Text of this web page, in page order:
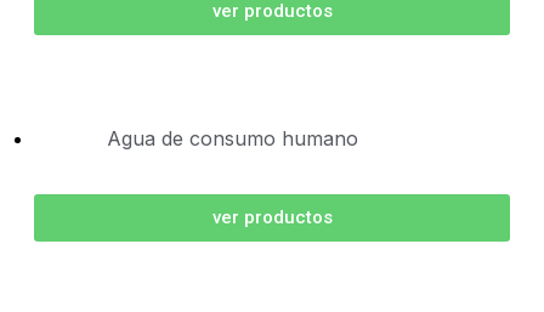
ver productos
Agua de consumo humano
ver productos